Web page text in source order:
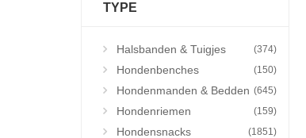
TYPE
Halsbanden & Tuigjes (374)
Hondenbenches (150)
Hondenmanden & Bedden (645)
Hondenriemen (159)
Hondensnacks (1851)